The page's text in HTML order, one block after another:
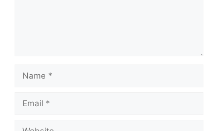
Name
Email
Website